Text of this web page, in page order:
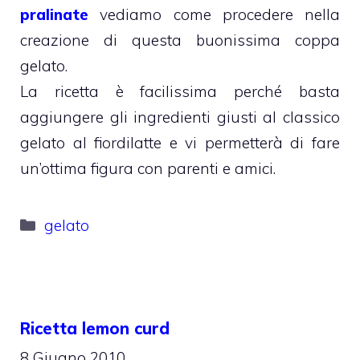
pralinate vediamo come procedere nella
creazione di questa buonissima coppa
gelato.
La ricetta è facilissima perché basta
aggiungere gli ingredienti giusti al classico
gelato al fiordilatte e vi permetterà di fare
un’ottima figura con parenti e amici.
Categorie
gelato
Ricetta lemon curd